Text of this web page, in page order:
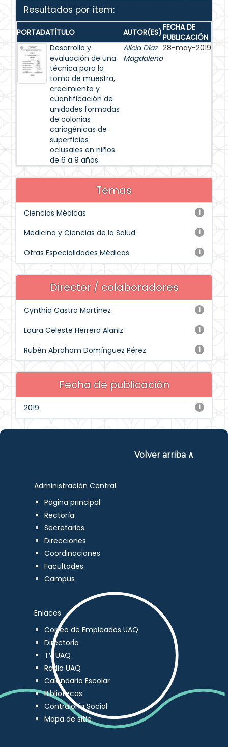
Resultados por ítem:
PORTADATÍTULO AUTOR(ES)FECHA DE
PUBLICACIÓN
Desarrollo y
evaluación de una
técnica para la
toma de muestra,
crecimiento y
cuantificación de
unidades formadas
de colonias
cariogénicas de
superficies
oclusales en niños
de 6 a 9 años.
Alicia Díaz
Magdaleno
28-may-2019
Temas
1
Ciencias Médicas
1
Medicina y Ciencias de la Salud
1
Otras Especialidades Médicas
Director / colaboradores
1
Cynthia Castro Martínez
1
Laura Celeste Herrera Alaniz
1
Rubén Abraham Domínguez Pérez
Fecha de publicación
1
2019
Volver arriba ∧
Administración Central
Página principal
Rectoría
Secretarios
Direcciones
Coordinaciones
Facultades
Campus
Enlaces
Correo de Empleados UAQ
Directorio
TV UAQ
Radio UAQ
Calendario Escolar
Bibliotecas
Contraloría Social
Mapa de sitio